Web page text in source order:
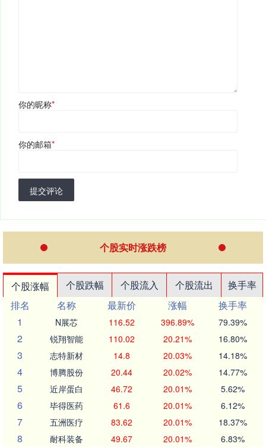
你的昵称*
你的邮箱*
提交评论
个股实时涨跌榜
个股涨幅 个股跌幅 个股流入 个股流出
换手率
排名
名称 最新价 涨幅
换手率
1
N展芯 116.52 396.89% 79.39%
2 锐翔智能 110.02 20.21% 16.80%
3 志特新材 14.8 20.03% 14.18%
4 博腾股份 20.44 20.02% 14.77%
5 近岸蛋白 46.72 20.01% 5.62%
6 毕得医药 61.6 20.01% 6.12%
7 五洲医疗 83.62 20.01% 18.37%
8 耐科装备 49.67 20.01% 6.83%